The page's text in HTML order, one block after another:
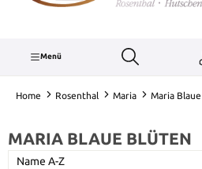
Menü
Home Rosenthal Maria Maria
MARIA BLAUE BLÜTEN